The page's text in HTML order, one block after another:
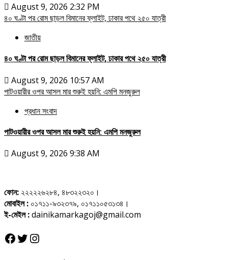
August 9, 2026 2:32 PM
৪০ ঘণ্টা পর রোম ছাড়ল বিমানের ফ্লাইট, ঢাকার পথে ২৫০ যাত্রী
জাতীয়
৪০ ঘণ্টা পর রোম ছাড়ল বিমানের ফ্লাইট, ঢাকার পথে ২৫০ যাত্রী
August 9, 2026 10:57 AM
পাটওয়ারীর ওপর আসল মার শুরুই হয়নি: এমপি মনজুরুল
প্রধান সংবাদ
পাটওয়ারীর ওপর আসল মার শুরুই হয়নি: এমপি মনজুরুল
August 9, 2026 9:38 AM
ফোন: ২২২২২৬২৮৪, ৪৮৩২২৩২০।
মোবাইল : ০১৭১১-৯৩২৩৭৯, ০১৭১১০৫৩১৩৪।
ই-মেইল :dainikamarkagoj@gmail.com
Facebook
Twitter
Instagram